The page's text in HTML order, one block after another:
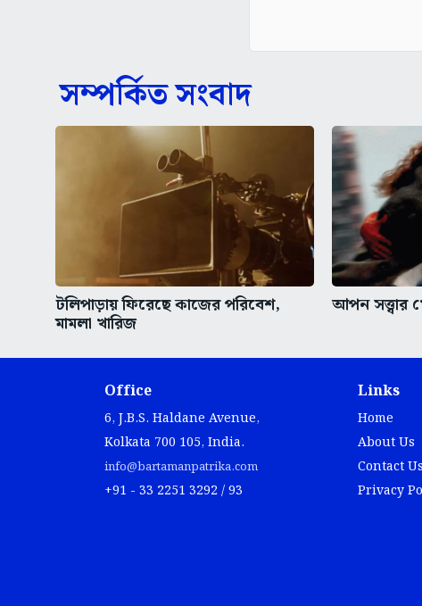
সম্পর্কিত সংবাদ
টলিপাড়ায় ফিরেছে কাজের পরিবেশ,
মামলা খারিজ
আপন সত্ত্বার
Office
6, J.B.S. Haldane Avenue,
Kolkata 700 105, India.
info@bartamanpatrika.com
+91 - 33 2251 3292 / 93
Links
Home
About Us
Contact Us
Privacy